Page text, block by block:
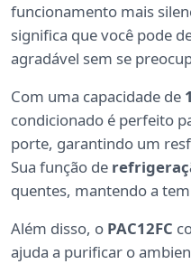
funcionamento mais
significa que você pode
agradável sem se
Com uma capacidade de
condicionado é perfeito
porte, garantindo um
Sua função de
quentes, mantendo a
Além disso, o PAC12FC
ajuda a purificar o